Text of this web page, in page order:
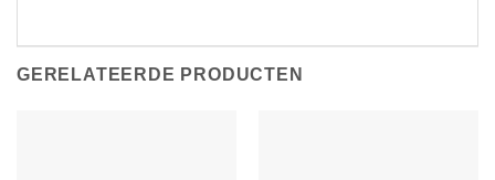
GERELATEERDE PRODUCTEN